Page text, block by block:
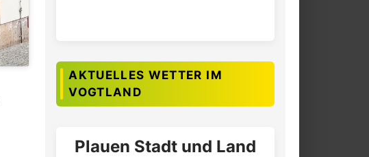
AKTUELLES WETTER IM
VOGTLAND
Plauen Stadt und Land